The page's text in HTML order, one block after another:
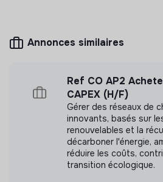
Crisalim n'a pas encore
d'impact
Labels et certifications
Annonces similaires
Ref CO AP2
CAPEX (H/F)
Gérer des réseaux de
innovants, basés sur
renouvelables et la
décarboner l'énergie,
réduire les coûts,
transition écologique.